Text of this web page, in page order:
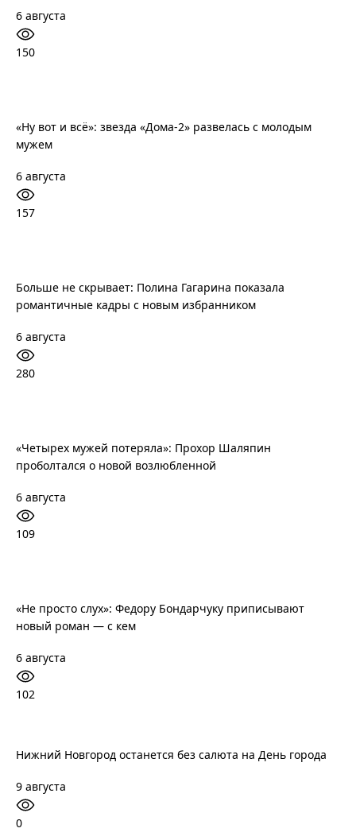
6 августа
150
«Ну вот и всё»: звезда «Дома-2» развелась с молодым
мужем
6 августа
157
Больше не скрывает: Полина Гагарина показала
романтичные кадры с новым избранником
6 августа
280
«Четырех мужей потеряла»: Прохор Шаляпин
проболтался о новой возлюбленной
6 августа
109
«Не просто слух»: Федору Бондарчуку приписывают
новый роман — с кем
6 августа
102
Нижний Новгород останется без салюта на День города
9 августа
0